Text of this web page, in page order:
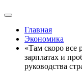
Главная
Экономика
«Там скоро все
зарплатах и
руководства